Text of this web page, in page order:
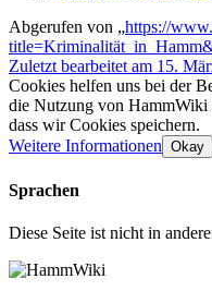
Abgerufen von „https://
Zuletzt bearbeitet am 15.
Cookies helfen uns bei der
die Nutzung von HammWiki
dass wir Cookies speichern.
Weitere Informationen Okay
Sprachen
Diese Seite ist nicht in